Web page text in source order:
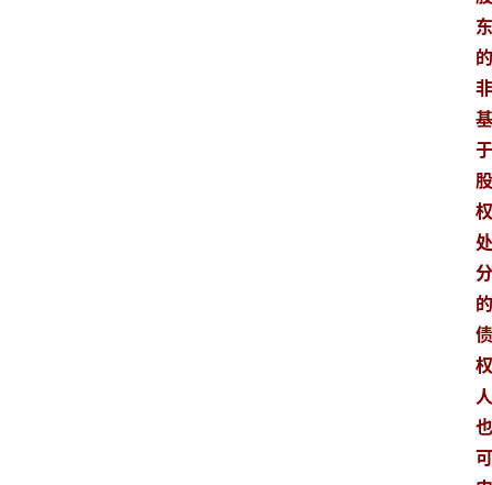
东
的
非
基
于
股
权
处
分
的
债
权
人
也
可